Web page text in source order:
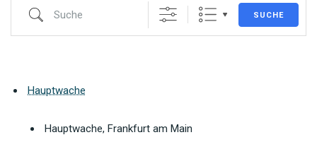
SUCHE
Hauptwache
Hauptwache, Frankfurt am Main